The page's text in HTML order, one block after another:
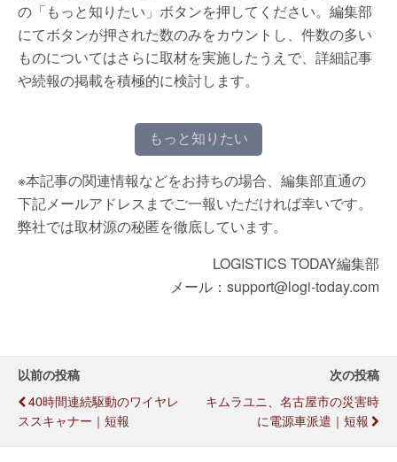
の「もっと知りたい」ボタンを押してください。編集部
にてボタンが押された数のみをカウントし、件数の多い
ものについてはさらに取材を実施したうえで、詳細記事
や続報の掲載を積極的に検討します。
もっと知りたい
※本記事の関連情報などをお持ちの場合、編集部直通の
下記メールアドレスまでご一報いただければ幸いです。
弊社では取材源の秘匿を徹底しています。
LOGISTICS TODAY編集部
メール：support@logi-today.com
以前の投稿
40時間連続駆動のワイヤレ
ススキャナー｜短報
次の投稿
キムラユニ、名古屋市の災害時
に電源車派遣｜短報